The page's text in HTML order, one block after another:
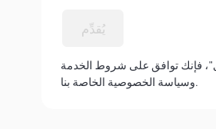
يُقدِّم
فإنك توافق على شروط الخدمة
وسياسة الخصوصية الخاصة بنا.